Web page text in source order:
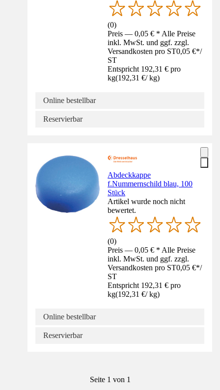
(0)
Preis — 0,05 € * Alle Preise
inkl. MwSt. und ggf. zzgl.
Versandkosten pro ST0,05 €*/
ST
Entspricht 192,31 € pro
kg(192,31 €/ kg)
Online bestellbar
Reservierbar
Abdeckkappe
f.Nummernschild blau, 100
Stück
Artikel wurde noch nicht
bewertet.
(0)
Preis — 0,05 € * Alle Preise
inkl. MwSt. und ggf. zzgl.
Versandkosten pro ST0,05 €*/
ST
Entspricht 192,31 € pro
kg(192,31 €/ kg)
Online bestellbar
Reservierbar
Seite 1 von 1